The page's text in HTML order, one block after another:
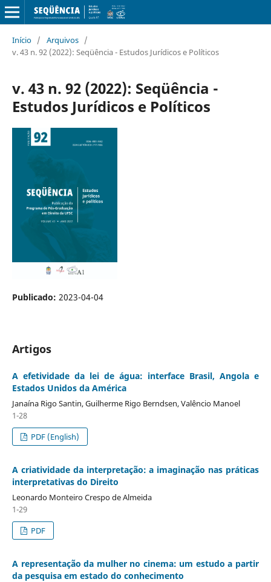
Início / Arquivos /
v. 43 n. 92 (2022): Seqüência - Estudos Jurídicos e Políticos
v. 43 n. 92 (2022): Seqüência -
Estudos Jurídicos e Políticos
Publicado: 2023-04-04
Artigos
A efetividade da lei de água: interface Brasil, Angola e
Estados Unidos da América
Janaína Rigo Santin, Guilherme Rigo Berndsen, Valêncio Manoel
1-28
PDF (English)
A criatividade da interpretação: a imaginação nas práticas
interpretativas do Direito
Leonardo Monteiro Crespo de Almeida
1-29
PDF
A representação da mulher no cinema: um estudo a partir
da pesquisa em estado do conhecimento